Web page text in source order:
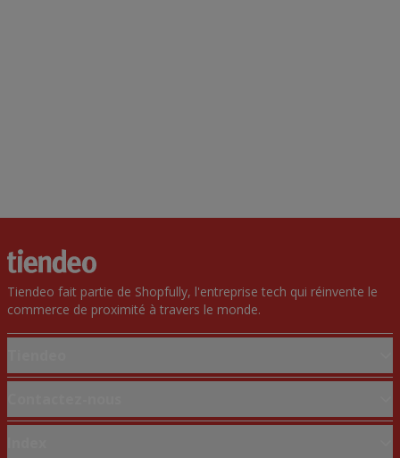
Tiendeo fait partie de Shopfully, l'entreprise tech qui réinvente le
commerce de proximité à travers le monde.
Solutions professionnelles